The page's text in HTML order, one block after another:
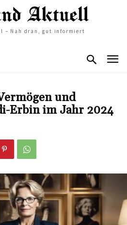
– Nah dran, gut informiert
und
Erbin im Jahr 2024